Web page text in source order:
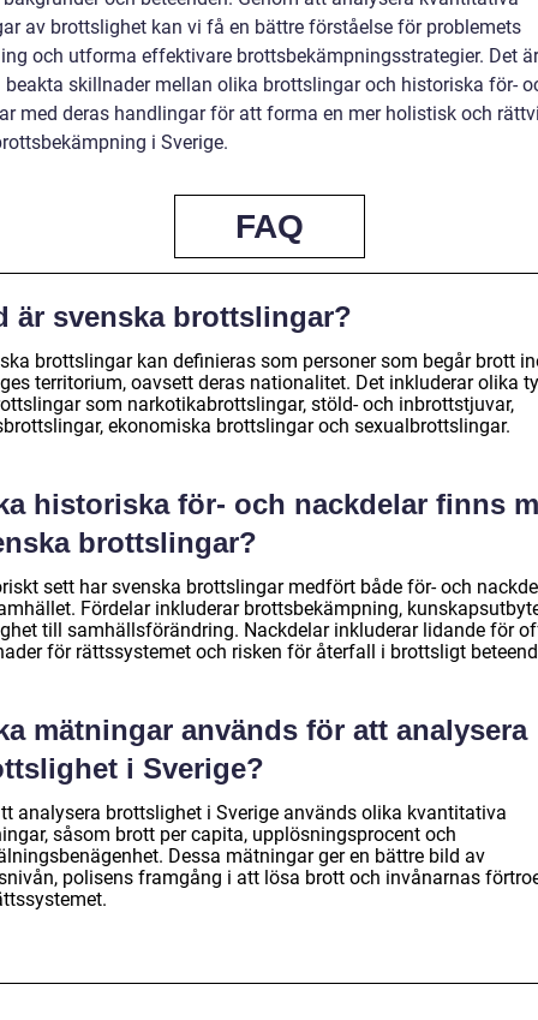
av brottslighet kan vi få en bättre förståelse för problemets
och utforma effektivare brottsbekämpningsstrategier. Det
beakta skillnader mellan olika brottslingar och historiska för-
med deras handlingar för att forma en mer holistisk och
i Sverige.
FAQ
är svenska brottslingar?
brottslingar kan definieras som personer som begår brott
territorium, oavsett deras nationalitet. Det inkluderar olika
som narkotikabrottslingar, stöld- och inbrottstjuvar,
ekonomiska brottslingar och sexualbrottslingar.
historiska för- och nackdelar finns
brottslingar?
sett har svenska brottslingar medfört både för- och
Fördelar inkluderar brottsbekämpning,
till samhällsförändring. Nackdelar inkluderar lidande för
för rättssystemet och risken för återfall i brottsligt
mätningar används för att analysera
i Sverige?
analysera brottslighet i Sverige används olika kvantitativa
såsom brott per capita, upplösningsprocent och
Dessa mätningar ger en bättre bild av
polisens framgång i att lösa brott och invånarnas